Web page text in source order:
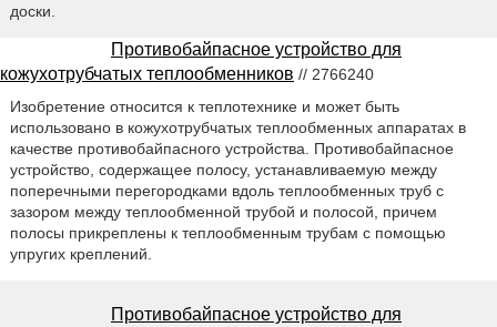
доски.
Противобайпасное устройство для
кожухотрубчатых теплообменников // 2766240
Изобретение относится к теплотехнике и может быть
использовано в кожухотрубчатых теплообменных аппаратах в
качестве противобайпасного устройства. Противобайпасное
устройство, содержащее полосу, устанавливаемую между
поперечными перегородками вдоль теплообменных труб с
зазором между теплообменной трубой и полосой, причем
полосы прикреплены к теплообменным трубам с помощью
упругих креплений.
Противобайпасное устройство для